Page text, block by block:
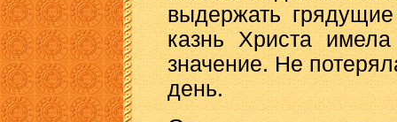
выдержать
казнь Христа
значение. Не
день.